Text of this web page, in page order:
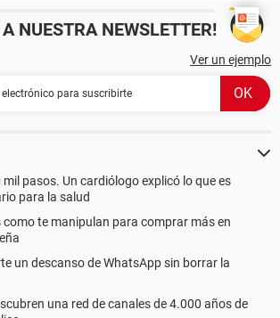
NUESTRA NEWSLETTER!
Ver un ejemplo
mil pasos. Un cardiólogo explicó lo que es
para la salud
como te manipulan para comprar más en
un descanso de WhatsApp sin borrar la
una red de canales de 4.000 años de